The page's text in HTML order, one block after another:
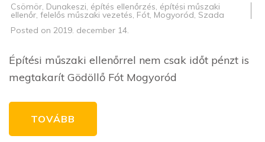
Csömör, Dunakeszi, építés ellenőrzés, építési műszaki
ellenőr, felelős műszaki vezetés, Fót, Mogyoród, Szada
Posted on 2019. december 14.
Építési műszaki ellenőrrel nem csak időt pénzt is
megtakarít Gödöllő Fót Mogyoród
TOVÁBB